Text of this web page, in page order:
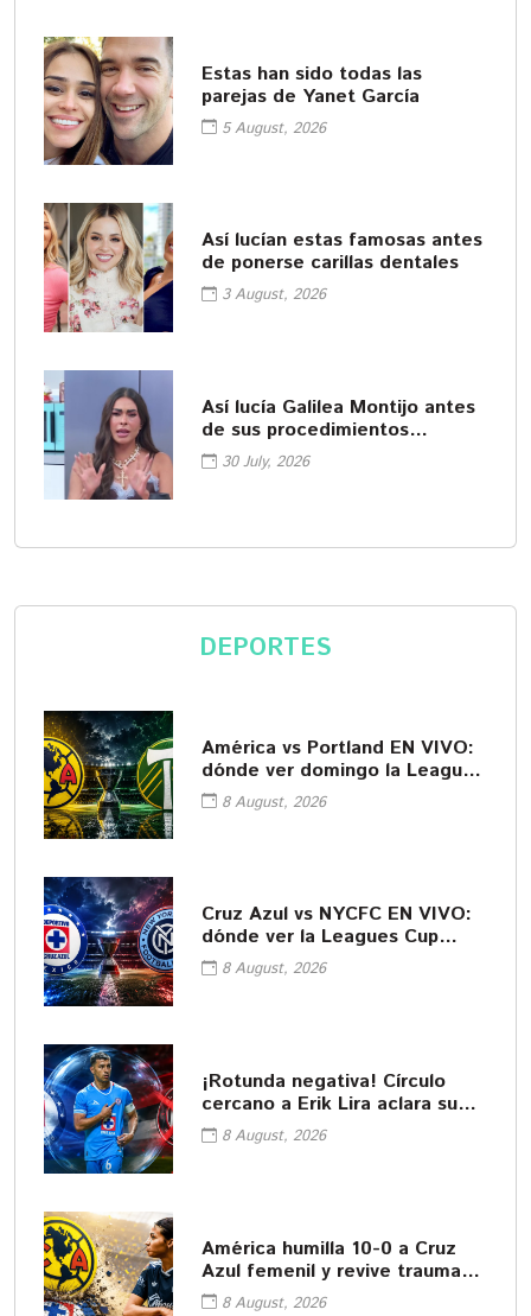
Estas han sido todas las
parejas de Yanet García
5 August, 2026
Así lucían estas famosas antes
de ponerse carillas dentales
3 August, 2026
Así lucía Galilea Montijo antes
de sus procedimientos
cosméticos
30 July, 2026
DEPORTES
América vs Portland EN VIVO:
dónde ver domingo la Leagues
Cup8 August, 2026
Cruz Azul vs NYCFC EN VIVO:
dónde ver la Leagues Cup
20268 August, 2026
¡Rotunda negativa! Círculo
cercano a Erik Lira aclara su
futuro
8 August, 2026
América humilla 10-0 a Cruz
Azul femenil y revive traumas
del pasado
8 August, 2026